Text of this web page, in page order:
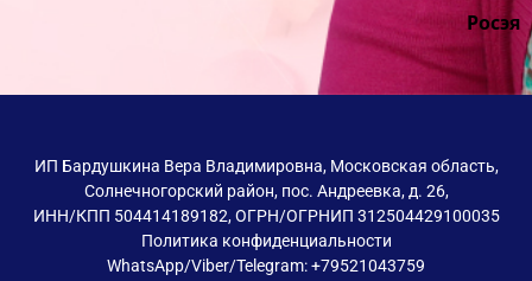
Росэя
ИП Бардушкина Вера Владимировна, Московская область,
Солнечногорский район, пос. Андреевка, д. 26,
ИНН/КПП 504414189182, ОГРН/ОГРНИП 312504429100035
Политика конфиденциальности
WhatsApp/Viber/Telegram: +79521043759